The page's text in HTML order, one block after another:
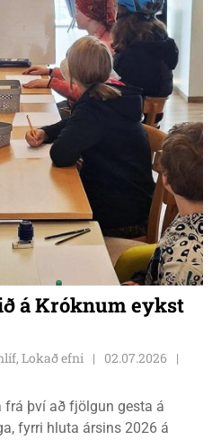
greiðslumat og að
tekið gæti mörg ár.
á Króknum eykst
Lokað efni
02.07.2026
frá því að fjölgun gesta á
fyrri hluta ársins 2026 á